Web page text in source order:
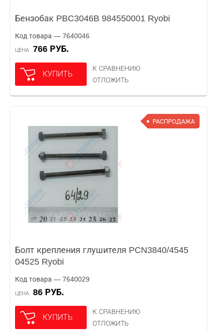
Бензобак PBC3046B 984550001 Ryobi
Код товара — 7640046
ЦЕНА 766 РУБ.
КУПИТЬ
К СРАВНЕНИЮ
ОТЛОЖИТЬ
РАСПРОДАЖА
Болт крепления глушителя PCN3840/4545
04525 Ryobi
Код товара — 7640029
ЦЕНА 86 РУБ.
КУПИТЬ
К СРАВНЕНИЮ
ОТЛОЖИТЬ